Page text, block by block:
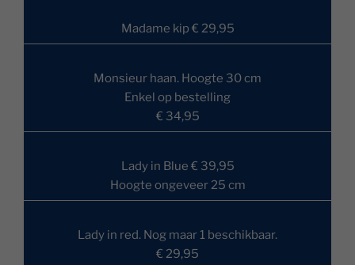
Madame kip € 29,95
Monsieur haan. Hoogte 30 cm
Enkel op bestelling
€ 34,95
Lady in Blue € 39,95
Hoogte ongeveer 25 cm
Lady in red. Nog maar 1 beschikbaar.
€ 29,95